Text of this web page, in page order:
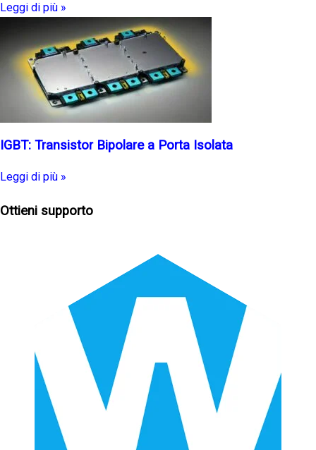
Leggi di più »
IGBT: Transistor Bipolare a Porta Isolata
Leggi di più »
Ottieni supporto